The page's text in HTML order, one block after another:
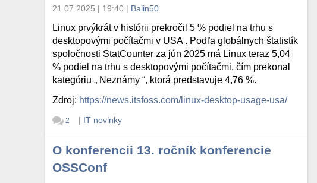
21.07.2025 | 19:40 | Balin50
Linux prvýkrát v histórii prekročil 5 % podiel na trhu s
desktopovými počítačmi v USA . Podľa globálnych štatistík
spoločnosti StatCounter za jún 2025 má Linux teraz 5,04
% podiel na trhu s desktopovými počítačmi, čím prekonal
kategóriu „ Neznámy “, ktorá predstavuje 4,76 %.
Zdroj: https://news.itsfoss.com/linux-desktop-usage-usa/
2 | IT novinky
O konferencii 13. ročník konferencie
OSSConf